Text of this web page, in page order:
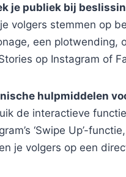
je publiek bij
volgers stemmen op
een plotwending,
op Instagram of
hulpmiddelen
de interactieve
‘Swipe Up’-
je volgers op een